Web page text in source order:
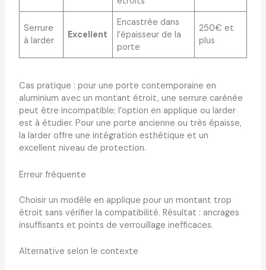
Serrure
à larder
Excellent
Encastrée dans
l’épaisseur de la
porte
250€ et
plus
Cas pratique : pour une porte contemporaine en
aluminium avec un montant étroit, une serrure carénée
peut être incompatible; l’option en applique ou larder
est à étudier. Pour une porte ancienne ou très épaisse,
la larder offre une intégration esthétique et un
excellent niveau de protection.
Erreur fréquente
Choisir un modèle en applique pour un montant trop
étroit sans vérifier la compatibilité. Résultat : ancrages
insuffisants et points de verrouillage inefficaces.
Alternative selon le contexte